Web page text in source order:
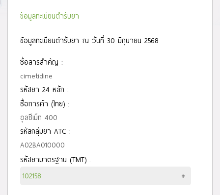
ข้อมูลทะเบียนตำรับยา
ข้อมูลทะเบียนตำรับยา ณ วันที่ 30 มิถุนายน 2568
ชื่อสารสำคัญ :
cimetidine
รหัสยา 24 หลัก :
ชื่อการค้า (ไทย) :
อุลซีเม็ท 400
รหัสกลุ่มยา ATC :
A02BA010000
รหัสยามาตรฐาน (TMT) :
102158